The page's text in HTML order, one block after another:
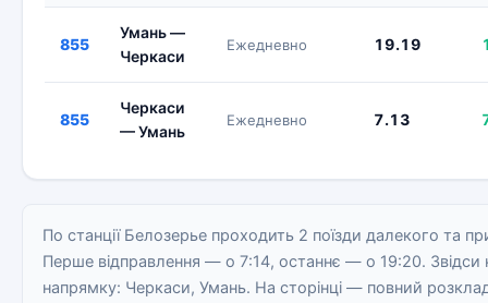
855
Умань —
Черкаси
Ежедневно 19.19
855
Черкаси
— Умань
Ежедневно 7.13
По станції Белозерье проходить 2 поїзди далекого та
Перше відправлення — о 7:14, останнє — о 19:20. Звідси
напрямку: Черкаси, Умань. На сторінці — повний розклад